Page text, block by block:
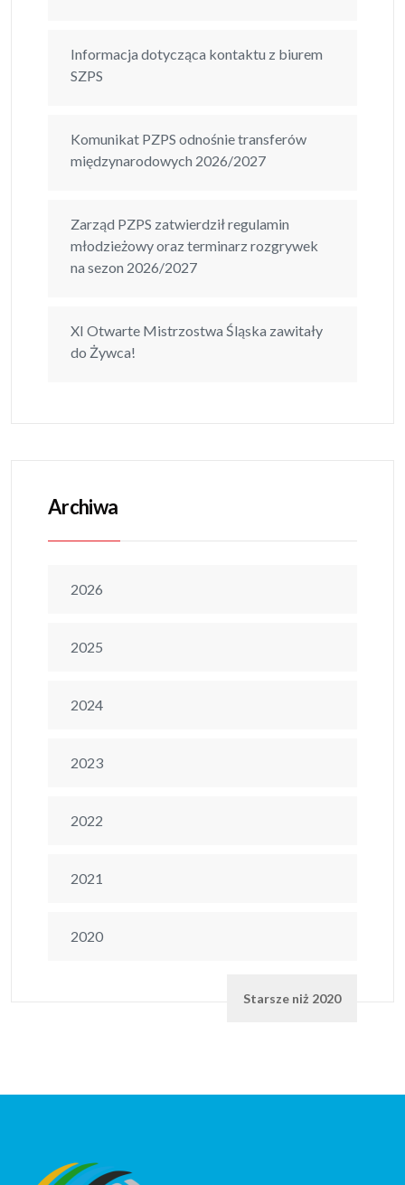
Informacja dotycząca kontaktu z biurem
SZPS
Komunikat PZPS odnośnie transferów
międzynarodowych 2026/2027
Zarząd PZPS zatwierdził regulamin
młodzieżowy oraz terminarz rozgrywek
na sezon 2026/2027
XI Otwarte Mistrzostwa Śląska zawitały
do Żywca!
Archiwa
2026
2025
2024
2023
2022
2021
2020
Starsze niż 2020